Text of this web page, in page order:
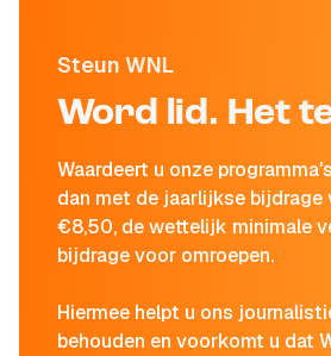
Steun WNL
Word lid. Het
Waardeert u onze
dan met de jaarlijkse bijdrage
€8,50, de wettelijk minimale
bijdrage voor omroepen.
Hiermee helpt u ons
behouden en voorkomt u dat